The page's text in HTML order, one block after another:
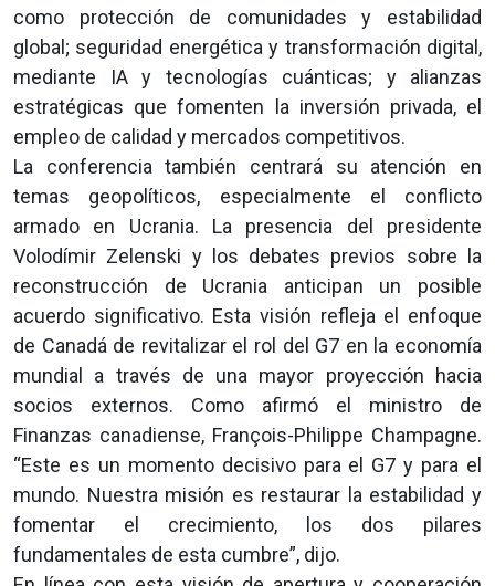
como protección de comunidades y estabilidad
global; seguridad energética y transformación digital,
mediante IA y tecnologías cuánticas; y alianzas
estratégicas que fomenten la inversión privada, el
empleo de calidad y mercados competitivos.
La conferencia también centrará su atención en
temas geopolíticos, especialmente el conflicto
armado en Ucrania. La presencia del presidente
Volodímir Zelenski y los debates previos sobre la
reconstrucción de Ucrania anticipan un posible
acuerdo significativo. Esta visión refleja el enfoque
de Canadá de revitalizar el rol del G7 en la economía
mundial a través de una mayor proyección hacia
socios externos. Como afirmó el ministro de
Finanzas canadiense, François-Philippe Champagne.
“Este es un momento decisivo para el G7 y para el
mundo. Nuestra misión es restaurar la estabilidad y
fomentar el crecimiento, los dos pilares
fundamentales de esta cumbre”, dijo.